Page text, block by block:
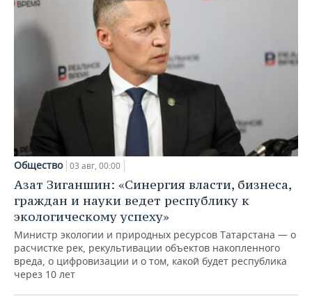
Общество 03 авг, 00:00
Азат Зиганшин: «Синергия власти, бизнеса,
граждан и науки ведет республику к
экологическому успеху»
Министр экологии и природных ресурсов Татарстана — о
расчистке рек, рекультивации объектов накопленного
вреда, о цифровизации и о том, какой будет республика
через 10 лет